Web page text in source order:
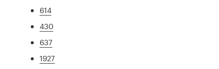
614
430
637
1927